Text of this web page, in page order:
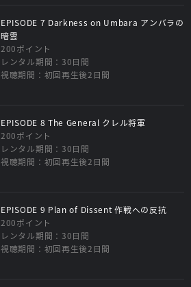
EPISODE 7 Darkness on Umbara アンバラの
暗雲
200ポイント
レンタル期間：30日間
視聴期間：初回再生後2日間
EPISODE 8 The General クレル将軍
200ポイント
レンタル期間：30日間
視聴期間：初回再生後2日間
EPISODE 9 Plan of Dissent 作戦への反抗
200ポイント
レンタル期間：30日間
視聴期間：初回再生後2日間